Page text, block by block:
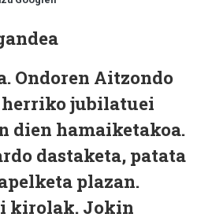
Ondoren Aitzondo
jubilatuei
dien hamaiketakoa.
dastaketa, patata
plazan.
kirolak. Jokin